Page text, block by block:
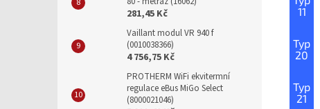
281,45 Kč
Vaillant modul VR 940 f
(0010038366)
4 756,75 Kč
PROTHERM WiFi ekvitermní
regulace eBus MiGo Select
(8000021046)
11
Typ
20
Typ
21